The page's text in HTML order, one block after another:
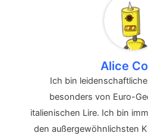
Alice
Ich bin
besonders von Euro-
italienischen Lire. Ich bin
den außergewöhnlichsten